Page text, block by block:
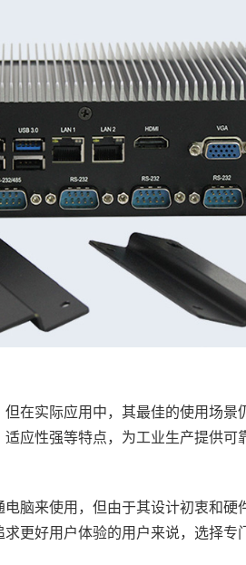
实际应用中，其最佳的使用场景
应性强等特点，为工业生产提供可
脑来使用，但由于其设计初衷和
更好用户体验的用户来说，选择